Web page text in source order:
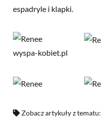
espadryle i klapki.
Zobacz artykuły z tematu: